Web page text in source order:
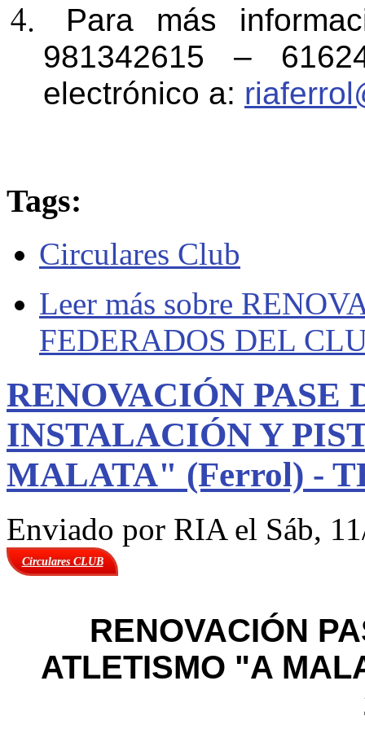
Para más
981342615 –
electrónico a:
Tags:
Circulares Club
Leer más sobre
FEDERADOS DEL
RENOVACIÓN PASE
INSTALACIÓN Y
MALATA" (Ferrol) -
Enviado por RIAel Sáb,
Circulares CLUB
RENOVACIÓN
ATLETISMO "A